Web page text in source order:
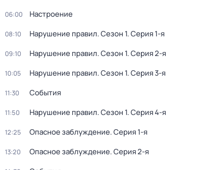
06:00 Настроение
08:10 Нарушение правил. Сезон 1. Серия 1-я
09:10 Нарушение правил. Сезон 1. Серия 2-я
10:05 Нарушение правил. Сезон 1. Серия 3-я
11:30 События
11:50 Нарушение правил. Сезон 1. Серия 4-я
12:25 Опасное заблуждение. Серия 1-я
13:20 Опасное заблуждение. Серия 2-я